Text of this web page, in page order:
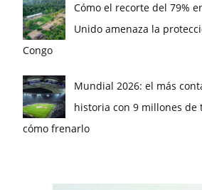
Cómo el recorte del 79%
Unido amenaza la
Congo
Mundial 2026: el más
historia con 9 millones de
cómo frenarlo